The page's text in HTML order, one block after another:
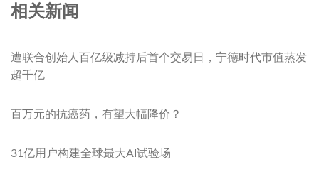
相关新闻
遭联合创始人百亿级减持后首个交易日，宁德时代市值蒸发
超千亿
百万元的抗癌药，有望大幅降价？
31亿用户构建全球最大AI试验场